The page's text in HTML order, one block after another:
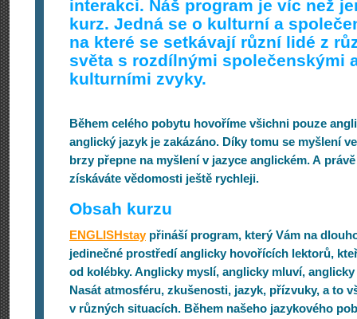
interakci. Náš program je víc než
kurz. Jedná se o kulturní a
na které se setkávají různí lidé z
světa s rozdílnými společenskými
kulturními zvyky.
Během celého pobytu hovoříme všichni pouze
anglický jazyk je zakázáno. Díky tomu se myšlení
brzy přepne na myšlení v jazyce anglickém. A
získáváte vědomosti ještě rychleji.
Obsah kurzu
ENGLISHstaypřináší program, který Vám na
jedinečné prostředí anglicky hovořících lektorů,
od kolébky. Anglicky myslí, anglicky mluví,
Nasát atmosféru, zkušenosti, jazyk, přízvuky, a to
v různých situacích. Během našeho jazykového